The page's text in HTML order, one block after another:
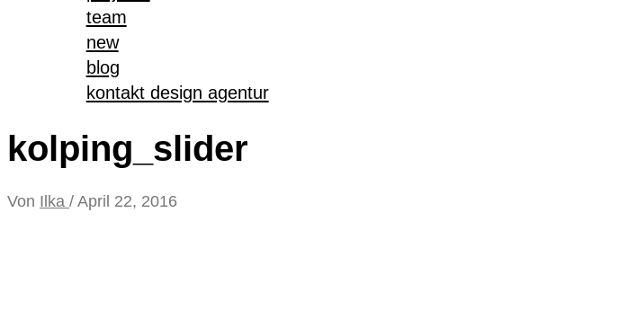
team
new
blog
kontakt design agentur
kolping_slider
Von Ilka / April 22, 2016